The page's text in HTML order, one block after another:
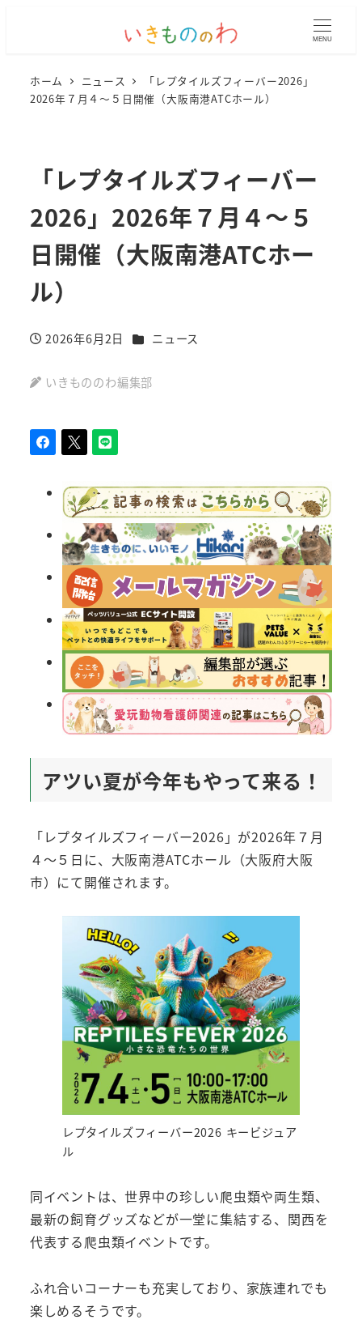
MENU
ホーム ニュース
「レプタイルズフィーバー2026」
2026年７月４～５日開催（大阪南港ATCホール）
「レプタイルズフィーバー
2026」2026年７月４～５
日開催（大阪南港ATCホー
ル）
投稿日
2026年6月2日 カテゴリー
ニュース
いきもののわ編集部
アツい夏が今年もやって来る！
「レプタイルズフィーバー2026」が2026年７月
４～５日に、大阪南港ATCホール（大阪府大阪
市）にて開催されます。
レプタイルズフィーバー2026 キービジュア
ル
同イベントは、世界中の珍しい爬虫類や両生類、
最新の飼育グッズなどが一堂に集結する、関西を
代表する爬虫類イベントです。
ふれ合いコーナーも充実しており、家族連れでも
楽しめるそうです。